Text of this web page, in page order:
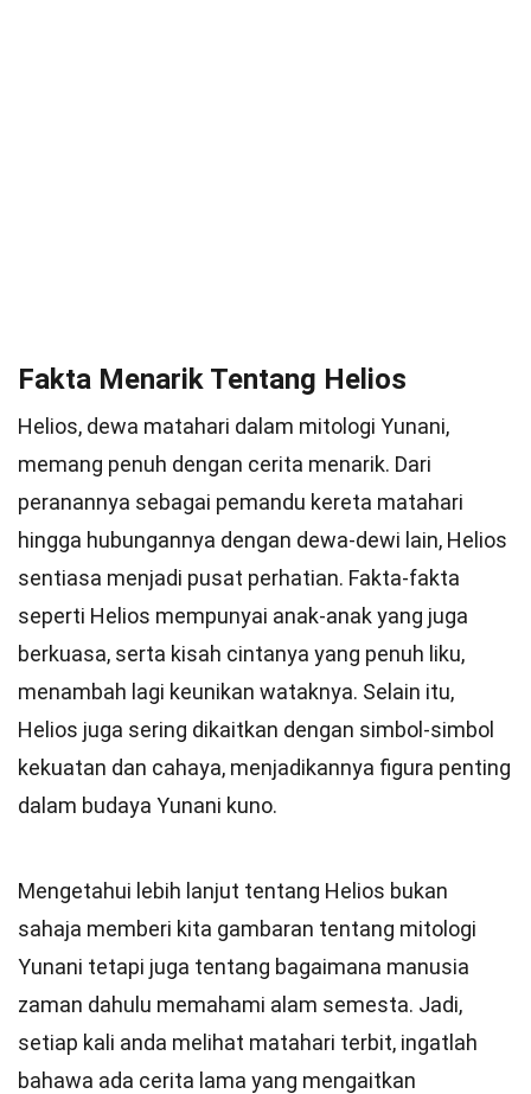
Fakta Menarik Tentang Helios
Helios, dewa matahari dalam mitologi Yunani,
memang penuh dengan cerita menarik. Dari
peranannya sebagai pemandu kereta matahari
hingga hubungannya dengan dewa-dewi lain, Helios
sentiasa menjadi pusat perhatian. Fakta-fakta
seperti Helios mempunyai anak-anak yang juga
berkuasa, serta kisah cintanya yang penuh liku,
menambah lagi keunikan wataknya. Selain itu,
Helios juga sering dikaitkan dengan simbol-simbol
kekuatan dan cahaya, menjadikannya figura penting
dalam budaya Yunani kuno.
Mengetahui lebih lanjut tentang Helios bukan
sahaja memberi kita gambaran tentang mitologi
Yunani tetapi juga tentang bagaimana manusia
zaman dahulu memahami alam semesta. Jadi,
setiap kali anda melihat matahari terbit, ingatlah
bahawa ada cerita lama yang mengaitkan